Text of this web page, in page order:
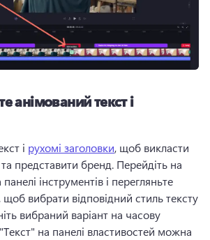
анімований текст і
і рухомі заголовки, щоб викласти
представити бренд. Перейдіть на
інструментів і перегляньте
щоб вибрати відповідний стиль тексту
вибраний варіант на часову
на панелі властивостей можна